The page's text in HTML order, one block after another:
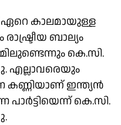
കാലമായുള്ള
ബാല്യം
കെ.സി.
എല്ലാവരെയും
കണ്ണിയാണ് ഇന്ത്യൻ
കെ.സി.